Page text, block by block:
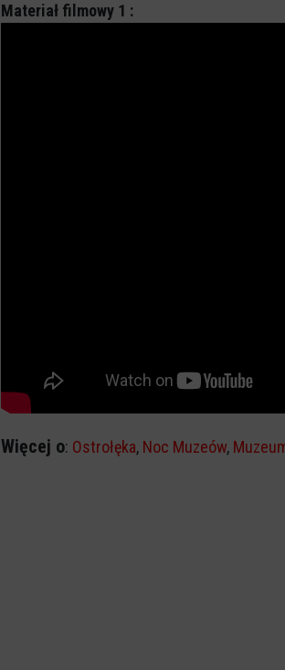
Materiał filmowy 1 :
Więcej o: Ostrołęka, Noc Muzeów,